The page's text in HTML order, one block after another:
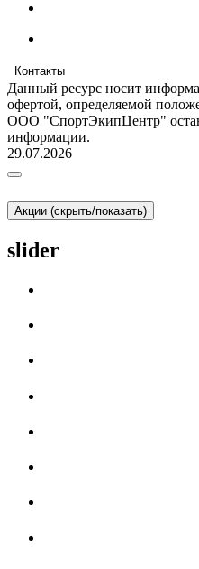
Контакты
Данный ресурс носит
офертой, определяемой
ООО "СпортЭкипЦентр"
информации.
29.07.2026
Акции (скрыть/показать)
slider